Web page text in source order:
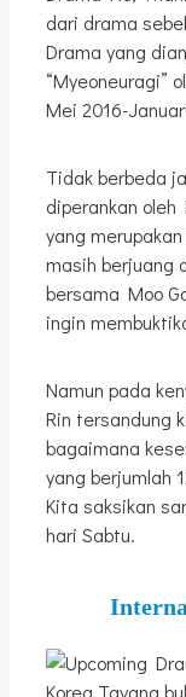
dari drama
Drama yang
“Myeoneuragi”
Mei 2016-
Tidak berbeda
diperankan oleh
yang
masih berjuang
bersama Moo
ingin
Namun pada
Rin tersandung
bagaimana
yang berjumlah
Kita saksikan
hari Sabtu.